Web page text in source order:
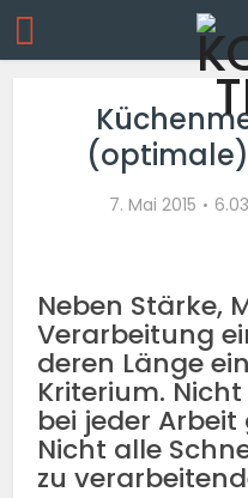
7. Mai 2015
Neben Stärke,
Verarbeitung
deren Länge
Kriterium.
bei jeder
Nicht alle
zu